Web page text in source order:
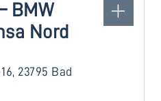
BMW
Nord
23795 Bad